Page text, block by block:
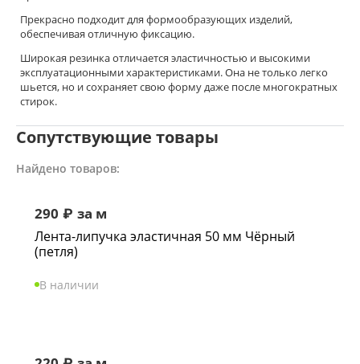
Прекрасно подходит для формообразующих изделий,
обеспечивая отличную фиксацию.
Широкая резинка отличается эластичностью и высокими
эксплуатационными характеристиками. Она не только легко
шьется, но и сохраняет свою форму даже после многократных
стирок.
Сопутствующие товары
Найдено товаров:
290 ₽ за м
Лента-липучка эластичная 50 мм Чёрный
(петля)
В наличии